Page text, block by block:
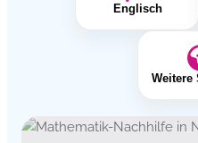
Englisch
Weitere